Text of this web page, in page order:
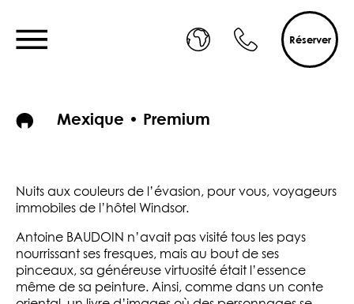
Réserver
Mexique • Premium
Nuits aux couleurs de l’évasion, pour vous, voyageurs
immobiles de l’hôtel Windsor.
Antoine BAUDOIN n’avait pas visité tous les pays
nourrissant ses fresques, mais au bout de ses
pinceaux, sa généreuse virtuosité était l’essence
même de sa peinture. Ainsi, comme dans un conte